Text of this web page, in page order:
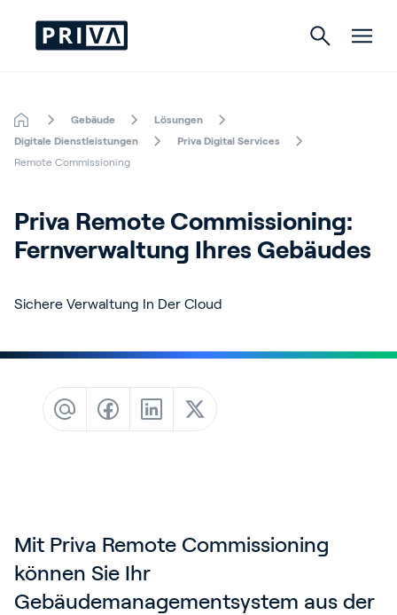
Gartenbau
Indoor Growing
Über Priva
Blog
Partners
Academy
Gebäude
Lösungen
Digitale Dienstleistungen
Priva Digital Services
Remote Commissioning
Priva Remote Commissioning:
Fernverwaltung Ihres Gebäudes
Sichere Verwaltung In Der Cloud
Mit Priva Remote Commissioning
können Sie Ihr
Gebäudemanagementsystem aus der